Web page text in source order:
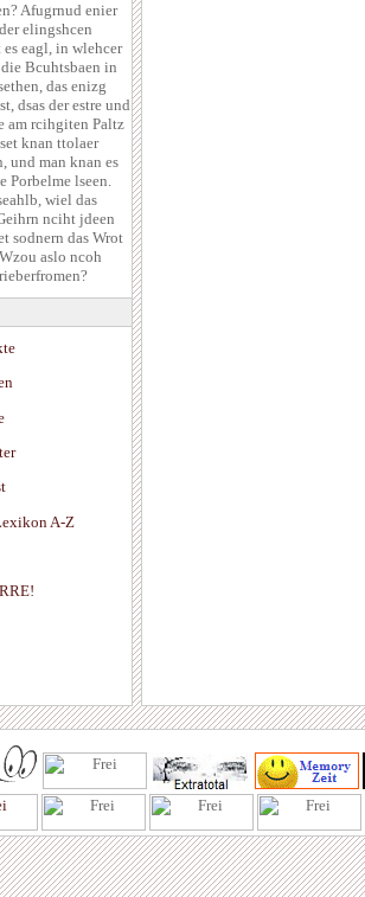
Afugrnud enier
elingshcen
eagl, in wlehcer
Bcuhtsbaen in
das enizg
dsas der estre und
am rcihgiten Paltz
knan ttolaer
und man knan es
Porbelme lseen.
wiel das
nciht jdeen
sodnern das Wrot
aslo ncoh
A-Z